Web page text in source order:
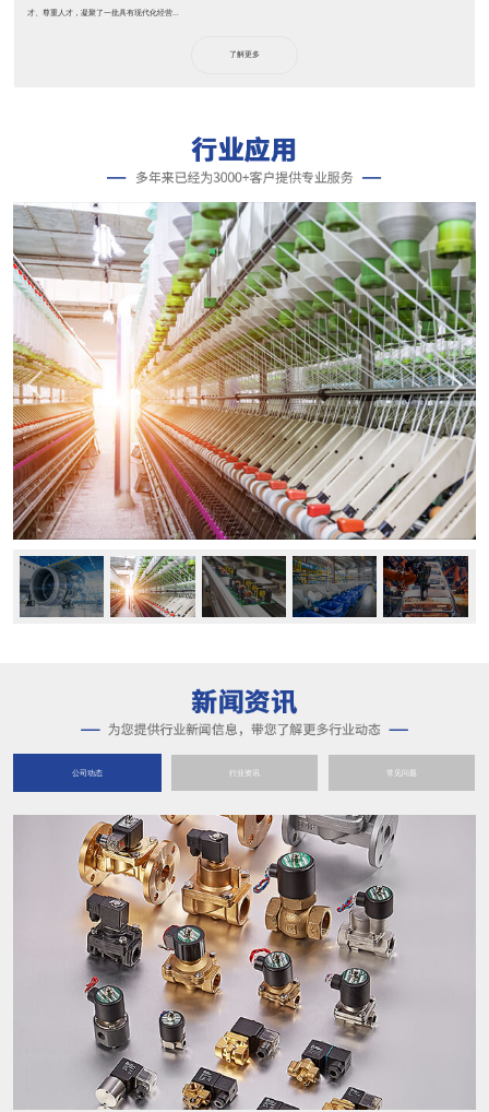
才、尊重人才，凝聚了一批具有现代化经营...
了解更多
公司动态 行业资讯 常见问题